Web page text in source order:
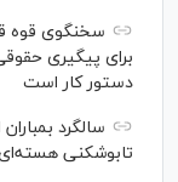
سخنگوی قوه
برای پیگیری
دستور کار است
سالگرد
تابوشکنی